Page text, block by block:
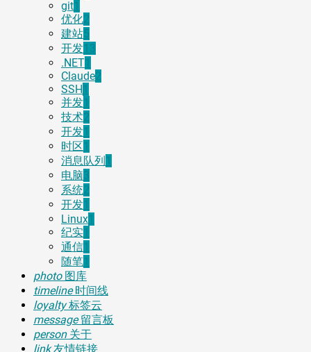
git1
优化2
建站5
开发13
.NET1
Claude2
SSH 1
并发1
技术2
开发1
时区 1
消息队列 1
电脑3
系统2
开发1
Linux1
纪实1
通信1
随笔1
photo图库
timeline时间线
loyalty标签云
message留言板
person关于
link友情链接